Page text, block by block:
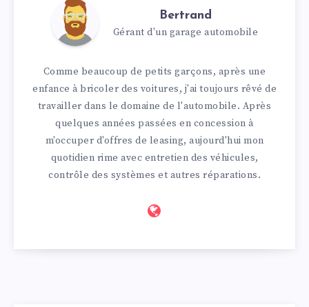
Bertrand
Gérant d'un garage automobile
Comme beaucoup de petits garçons, après une
enfance à bricoler des voitures, j'ai toujours rêvé de
travailler dans le domaine de l'automobile. Après
quelques années passées en concession à
m'occuper d'offres de leasing, aujourd'hui mon
quotidien rime avec entretien des véhicules,
contrôle des systèmes et autres réparations.